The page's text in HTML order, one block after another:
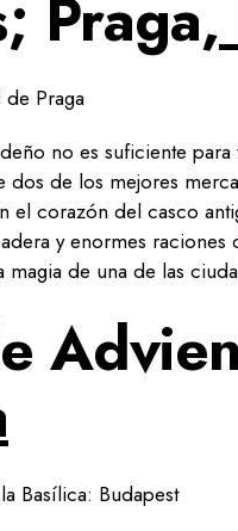
Praga,
no es suficiente
dos de los mejores
el corazón del casco
y enormes
de una de las